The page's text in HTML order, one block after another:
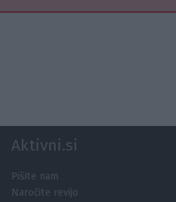
Aktivni.si
Pišite nam
Naročite revijo